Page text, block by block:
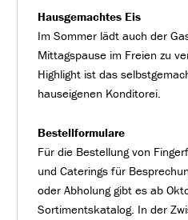
Hausgemachtes Eis
Im Sommer lädt auch der
Mittagspause im Freien zu
Highlight ist das
hauseigenen Konditorei.
Bestellformulare
Für die Bestellung von
und Caterings für
oder Abholung gibt es ab
Sortimentskatalog. In der